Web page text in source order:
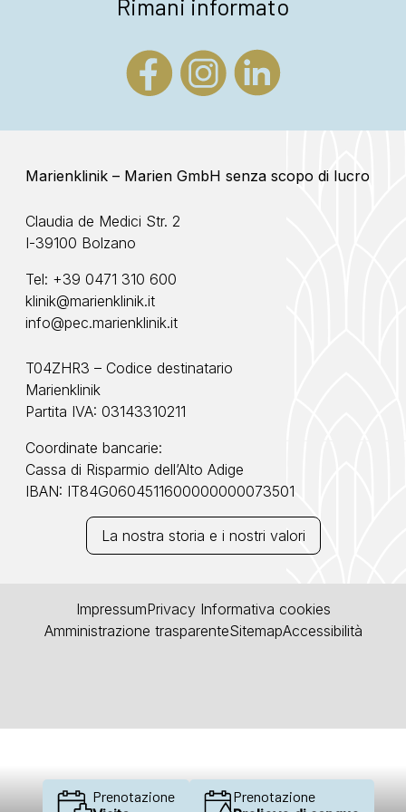
Rimani informato
Marienklinik – Marien GmbH senza scopo di lucro
Claudia de Medici Str. 2
I-39100 Bolzano
Tel: +39 0471 310 600
klinik@marienklinik.it
info@pec.marienklinik.it
T04ZHR3 – Codice destinatario
Marienklinik
Partita IVA: 03143310211
Coordinate bancarie:
Cassa di Risparmio dell’Alto Adige
IBAN: IT84G0604511600000000073501
La nostra storia e i nostri valori
ImpressumPrivacyInformativa cookies
Amministrazione trasparenteSitemapAccessibilità
Prenotazione Prenotazione